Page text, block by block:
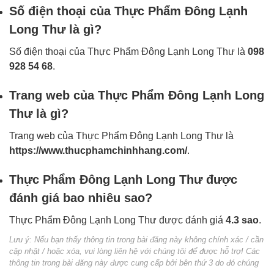
Số điện thoại của Thực Phẩm Đông Lạnh
Long Thư là gì?
Số điện thoại của Thực Phẩm Đông Lạnh Long Thư là 098
928 54 68.
Trang web của Thực Phẩm Đông Lạnh Long
Thư là gì?
Trang web của Thực Phẩm Đông Lạnh Long Thư là
https://www.thucphamchinhhang.com/.
Thực Phẩm Đông Lạnh Long Thư được
đánh giá bao nhiêu sao?
Thực Phẩm Đông Lạnh Long Thư được đánh giá 4.3 sao.
Lưu ý: Nếu bạn thấy thông tin trong bài đăng này không chính xác / cần
cập nhật / hoặc xóa, vui lòng liên hệ với chúng tôi để được hỗ trợ! Các
thông tin trong bài đăng này được cung cấp bởi bên thứ 3 do đó chúng